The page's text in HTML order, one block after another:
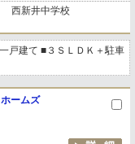
西新井中学校
戸建て ■３ＳＬＤＫ＋駐車
ームズ